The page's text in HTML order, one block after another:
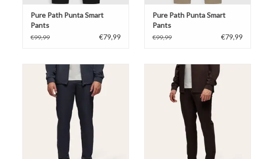
Pure Path Punta Smart
Pants
€99,99 €79,99
Pure Path Punta Smart
Pants
€99,99 €79,99
Tria D'oro Smartpants
TOEVOEGEN AAN WINKELWAGEN
Tria D'oro Smartpants
TOEVOEGEN AAN WINKELWAGEN